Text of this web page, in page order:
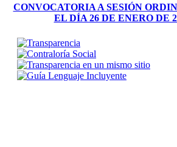
CONVOCATORIA A SESIÓN
EL DÍA 26 DE ENERO DE